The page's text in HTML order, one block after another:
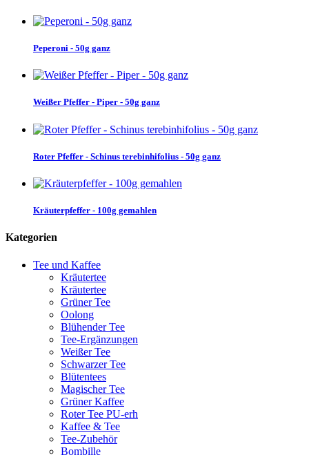
Peperoni - 50g ganz
Weißer Pfeffer - Piper - 50g ganz
Roter Pfeffer - Schinus terebinhifolius - 50g ganz
Kräuterpfeffer - 100g gemahlen
Kategorien
Tee und Kaffee
Kräutertee
Kräutertee
Grüner Tee
Oolong
Blühender Tee
Tee-Ergänzungen
Weißer Tee
Schwarzer Tee
Blütentees
Magischer Tee
Grüner Kaffee
Roter Tee PU-erh
Kaffee & Tee
Tee-Zubehör
Bombille